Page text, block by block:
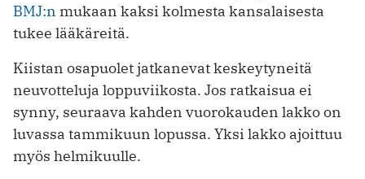
BMJ:n mukaan kaksi kolmesta kansalaisesta
tukee lääkäreitä.
Kiistan osapuolet jatkanevat keskeytyneitä
neuvotteluja loppuviikosta. Jos ratkaisua ei
synny, seuraava kahden vuorokauden lakko on
luvassa tammikuun lopussa. Yksi lakko ajoittuu
myös helmikuulle.